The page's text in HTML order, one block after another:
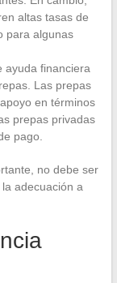
altas tasas de
para algunas
ayuda financiera
Las prepas
en términos
prepas privadas
pago.
no debe ser
adecuación a